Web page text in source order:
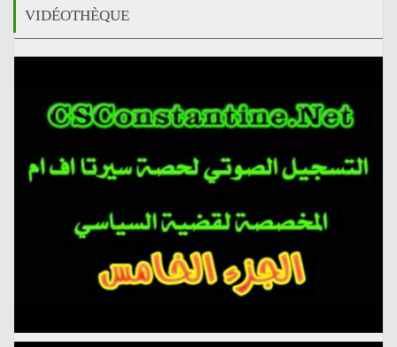
VIDÉOTHÈQUE